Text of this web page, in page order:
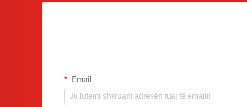
Email